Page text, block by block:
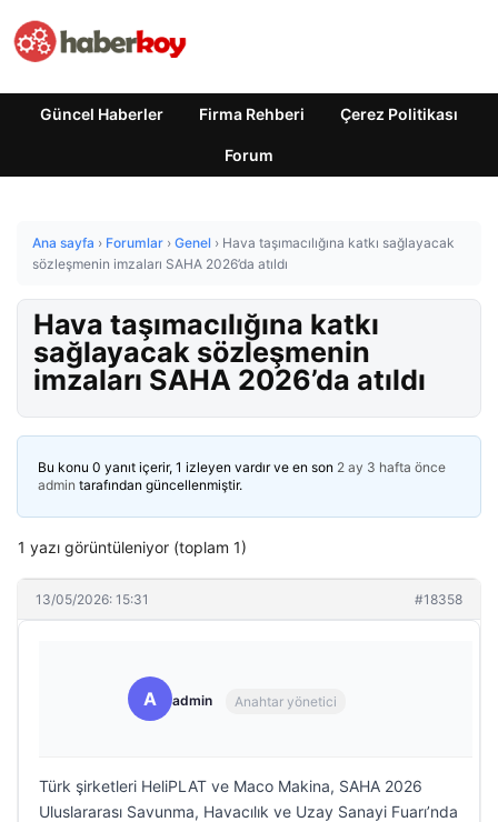
Güncel Haberler Firma Rehberi Çerez Politikası
Forum
Ana sayfa › Forumlar › Genel › Hava taşımacılığına katkı sağlayacak
sözleşmenin imzaları SAHA 2026’da atıldı
Hava taşımacılığına katkı
sağlayacak sözleşmenin
imzaları SAHA 2026’da atıldı
Bu konu 0 yanıt içerir, 1 izleyen vardır ve en son 2 ay 3 hafta önce
admin tarafından güncellenmiştir.
1 yazı görüntüleniyor (toplam 1)
13/05/2026: 15:31 #18358
A admin Anahtar yönetici
Türk şirketleri HeliPLAT ve Maco Makina, SAHA 2026
Uluslararası Savunma, Havacılık ve Uzay Sanayi Fuarı’nda